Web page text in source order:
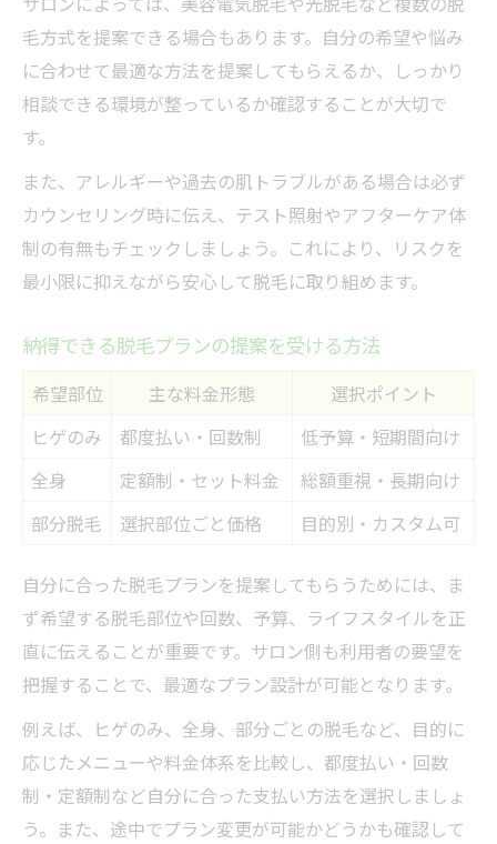
毛方式を提案できる場合もあります。自分の希望や悩み
に合わせて最適な方法を提案してもらえるか、しっかり
相談できる環境が整っているか確認することが大切で
す。
また、アレルギーや過去の肌トラブルがある場合は必ず
カウンセリング時に伝え、テスト照射やアフターケア体
制の有無もチェックしましょう。これにより、リスクを
最小限に抑えながら安心して脱毛に取り組めます。
納得できる脱毛プランの提案を受ける方法
希望部位 主な料金形態
選択ポイント
ヒゲのみ
都度払い・回数制
低予算・短期間向け
全身
定額制・セット料金
総額重視・長期向け
部分脱毛
選択部位ごと価格 目的別・カスタム可
自分に合った脱毛プランを提案してもらうためには、ま
ず希望する脱毛部位や回数、予算、ライフスタイルを正
直に伝えることが重要です。サロン側も利用者の要望を
把握することで、最適なプラン設計が可能となります。
例えば、ヒゲのみ、全身、部分ごとの脱毛など、目的に
応じたメニューや料金体系を比較し、都度払い・回数
制・定額制など自分に合った支払い方法を選択しましょ
う。また、途中でプラン変更が可能かどうかも確認して